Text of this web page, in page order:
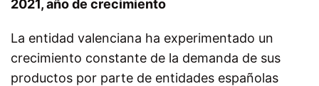
2021, año de crecimiento
La entidad valenciana ha experimentado un
crecimiento constante de la demanda de sus
productos por parte de entidades españolas